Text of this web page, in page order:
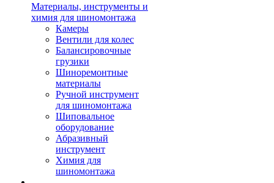
Материалы, инструменты и
химия для шиномонтажа
Камеры
Вентили для колес
Балансировочные
грузики
Шиноремонтные
материалы
Ручной инструмент
для шиномонтажа
Шиповальное
оборудование
Абразивный
инструмент
Химия для
шиномонтажа